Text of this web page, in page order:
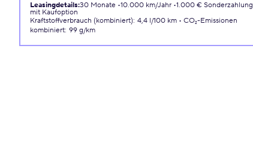
Leasingdetails:30 Monate 10.000 km/Jahr 1.000 € Sonderzahlung
mit Kaufoption
Kraftstoffverbrauch (kombiniert): 4,4 l/100 km
CO₂-Emissionen
kombiniert: 99 g/km